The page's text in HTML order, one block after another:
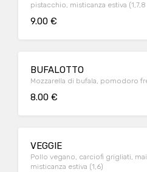
pistacchio, misticanza estiva (1,7,8
9.00 €
BUFALOTTO
Mozzarella di bufala, pomodoro
8.00 €
VEGGIE
Pollo vegano, carciofi grigliati,
misticanza estiva (1,6)